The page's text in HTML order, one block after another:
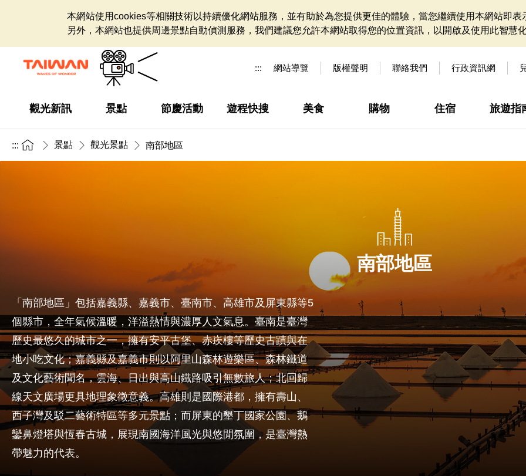
本網站使用cookies等相關技術以持續優化網站服務，並有助於為您提供更佳的體驗，當您繼續使用本網站即
另外，本網站也提供周邊景點自動偵測服務，我們建議您允許本網站取得您的位置資訊，以開啟及使用此智慧
::: 網站導覽 版權聲明 聯絡我們 行政資訊網
觀光新訊 景點 節慶活動 遊程快搜 美食 購物 住宿 旅遊指
::: 景點 觀光景點 南部地區
南部地區
「南部地區」包括嘉義縣、嘉義市、臺南市、高雄市及屏東縣等5
個縣市，全年氣候溫暖，洋溢熱情與濃厚人文氣息。臺南是臺灣
歷史最悠久的城市之一，擁有安平古堡、赤崁樓等歷史古蹟與在
地小吃文化；嘉義縣及嘉義市則以阿里山森林遊樂區、森林鐵道
及文化藝術聞名，雲海、日出與高山鐵路吸引無數旅人；北回歸
線天文廣場更具地理象徵意義。高雄則是國際港都，擁有壽山、
西子灣及駁二藝術特區等多元景點；而屏東的墾丁國家公園、鵝
鑾鼻燈塔與恆春古城，展現南國海洋風光與悠閒氛圍，是臺灣熱
帶魅力的代表。